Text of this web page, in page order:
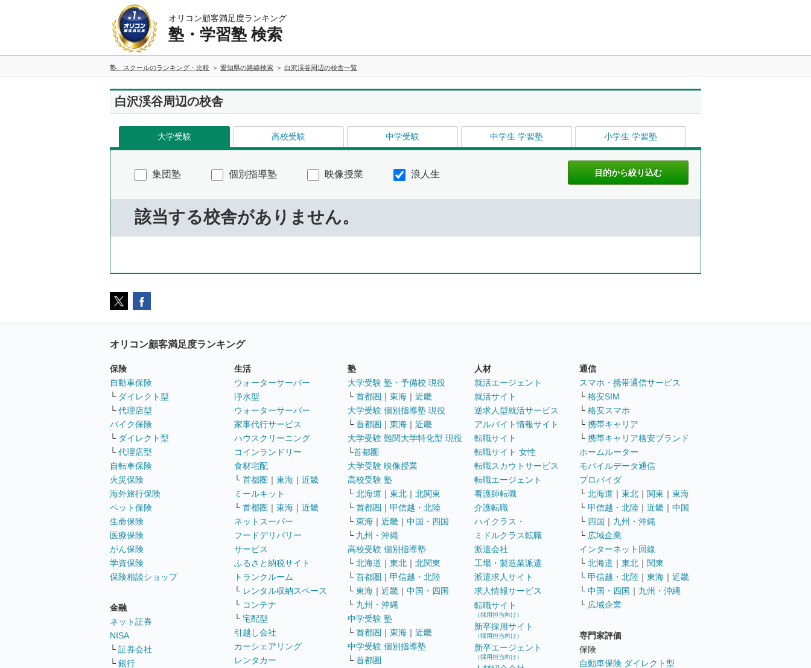
オリコン顧客満足度ランキング
塾・学習塾 検索
塾、スクールのランキング・比較 愛知県の路線検索 白沢渓谷周辺の校舎一覧
白沢渓谷周辺の校舎
大学受験 高校受験 中学受験 中学生 学習塾 小学生 学習塾
集団塾 個別指導塾 映像授業 浪人生
該当する校舎がありません。
オリコン顧客満足度ランキング
保険
自動車保険
└ ダイレクト型
└ 代理店型
バイク保険
└ ダイレクト型
└ 代理店型
自転車保険
火災保険
海外旅行保険
ペット保険
生命保険
医療保険
がん保険
学資保険
保険相談ショップ
金融
ネット証券
NISA
└ 証券会社
└ 銀行
生活
ウォーターサーバー
浄水型
ウォーターサーバー
家事代行サービス
ハウスクリーニング
コインランドリー
食材宅配
└ 首都圏 ｜ 東海 ｜ 近畿
ミールキット
└ 首都圏 ｜ 東海 ｜ 近畿
ネットスーパー
フードデリバリー
サービス
ふるさと納税サイト
トランクルーム
└ レンタル収納スペース
└ コンテナ
└ 宅配型
引越し会社
カーシェアリング
レンタカー
塾
大学受験 塾・予備校 現役
└ 首都圏 ｜ 東海 ｜ 近畿
大学受験 個別指導塾 現役
└ 首都圏 ｜ 東海 ｜ 近畿
大学受験 難関大学特化型 現役
└首都圏
大学受験 映像授業
高校受験 塾
└ 北海道 ｜ 東北 ｜ 北関東
└ 首都圏 ｜ 甲信越・北陸
└ 東海 ｜ 近畿 ｜ 中国・四国
└ 九州・沖縄
高校受験 個別指導塾
└ 北海道 ｜ 東北 ｜ 北関東
└ 首都圏 ｜ 甲信越・北陸
└ 東海 ｜ 近畿 ｜ 中国・四国
└ 九州・沖縄
中学受験 塾
└ 首都圏 ｜ 東海 ｜ 近畿
中学受験 個別指導塾
└ 首都圏
人材
就活エージェント
就活サイト
逆求人型就活サービス
アルバイト情報サイト
転職サイト
転職サイト 女性
転職スカウトサービス
転職エージェント
看護師転職
介護転職
ハイクラス・
ミドルクラス転職
派遣会社
工場・製造業派遣
派遣求人サイト
求人情報サービス
転職サイト
（採用担当向け）
新卒採用サイト
（採用担当向け）
新卒エージェント
（採用担当向け）
通信
スマホ・携帯通信サービス
└ 格安SIM
└ 格安スマホ
└ 携帯キャリア
└ 携帯キャリア格安ブランド
ホームルーター
モバイルデータ通信
プロバイダ
└ 北海道 ｜ 東北 ｜ 関東 ｜ 東海
└ 甲信越・北陸 ｜ 近畿 ｜ 中国
└ 四国 ｜ 九州・沖縄
└ 広域企業
インターネット回線
└ 北海道 ｜ 東北 ｜ 関東
└ 甲信越・北陸 ｜ 東海 ｜ 近畿
└ 中国・四国 ｜ 九州・沖縄
└ 広域企業
専門家評価
保険
自動車保険 ダイレクト型